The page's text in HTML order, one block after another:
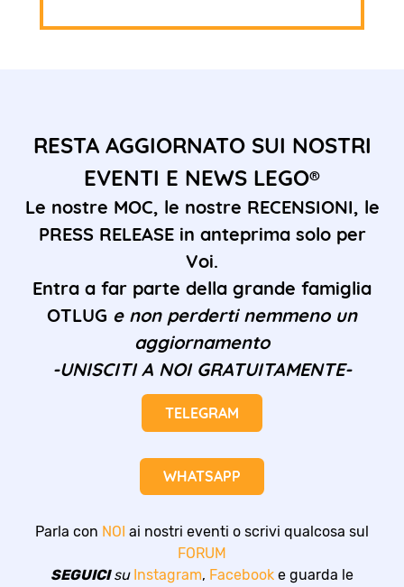
RESTA AGGIORNATO SUI NOSTRI
EVENTI E NEWS LEGO®
Le nostre MOC, le nostre RECENSIONI, le
PRESS RELEASE in anteprima solo per
Voi.
Entra a far parte della grande famiglia
OTLUG e non perderti nemmeno un
aggiornamento
-UNISCITI A NOI GRATUITAMENTE-
TELEGRAM
WHATSAPP
Parla con NOI ai nostri eventi o scrivi qualcosa sul
FORUM
SEGUICIsu Instagram, Facebook e guarda le